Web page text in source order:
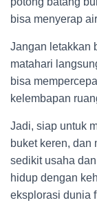
bisa menyerap
Jangan letakkan
matahari
bisa
kelembapan
Jadi, siap untuk
buket keren, dan
sedikit usaha
hidup dengan
eksplorasi dunia